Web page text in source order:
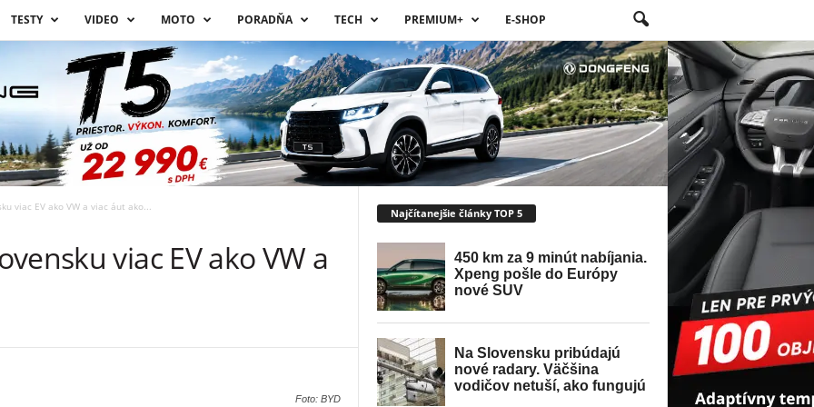
TESTY VIDEO MOTO PORADŇA TECH PREMIUM+ E-SHOP
viac EV ako VW a viac áut ako...
viac EV ako VW a
Foto: BYD
Najčítanejšie články TOP 5